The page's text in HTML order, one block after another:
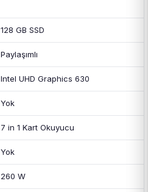
128 GB SSD
Paylaşımlı
Intel UHD Graphics 630
Yok
7 in 1 Kart Okuyucu
Yok
260 W